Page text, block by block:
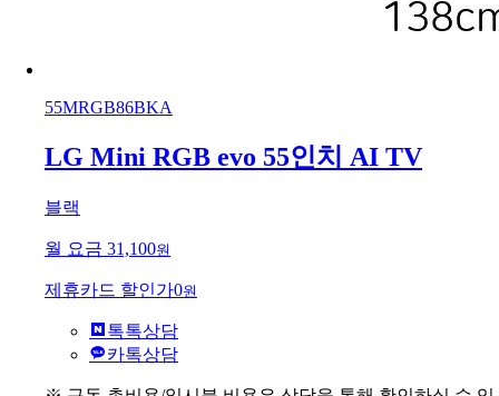
55MRGB86BKA
LG Mini RGB evo 55인치 AI TV
블랙
월 요금 31,100원
제휴카드 할인가0원
톡톡상담
카톡상담